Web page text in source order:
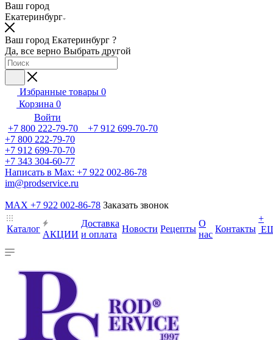
Ваш город
Екатеринбург
Ваш город Екатеринбург ?
Да, все верно Выбрать другой
Избранные товары 0
Корзина 0
Войти
+7 800 222-79-70 +7 912 699-70-70
+7 800 222-79-70
+7 912 699-70-70
+7 343 304-60-77
Написать в Max: +7 922 002-86-78
im@prodservice.ru
MAX +7 922 002-86-78 Заказать звонок
Каталог
АКЦИИ
Доставка
и оплата
Новости Рецепты
О
нас
Контакты
+